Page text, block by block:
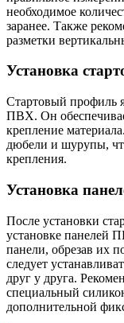
необходимое
заранее. Также
разметки
Установка
Стартовый профиль
ПВХ. Он
крепление
дюбели и шурупы,
крепления.
Установка
После установки
установке панелей
панели, обрезав их
следует
друг у друга.
специальный
дополнительной